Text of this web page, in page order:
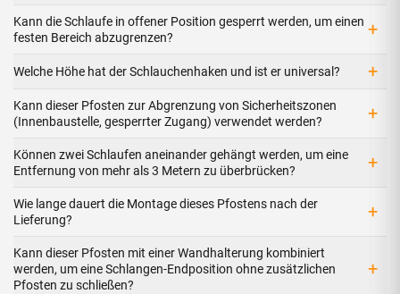
Kann die Schlaufe in offener Position gesperrt werden, um einen
festen Bereich abzugrenzen?
+
Welche Höhe hat der Schlauchenhaken und ist er universal? +
Kann dieser Pfosten zur Abgrenzung von Sicherheitszonen
(Innenbaustelle, gesperrter Zugang) verwendet werden?
+
Können zwei Schlaufen aneinander gehängt werden, um eine
Entfernung von mehr als 3 Metern zu überbrücken?
+
Wie lange dauert die Montage dieses Pfostens nach der
Lieferung?
+
Kann dieser Pfosten mit einer Wandhalterung kombiniert
werden, um eine Schlangen-Endposition ohne zusätzlichen
Pfosten zu schließen?
+